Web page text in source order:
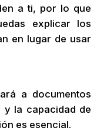
a ti, por lo que
explicar los
en lugar de usar
a documentos
la capacidad de
es esencial.